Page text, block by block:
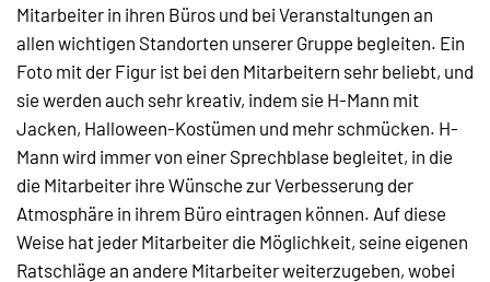
Mitarbeiter in ihren Büros und bei Veranstaltungen an
allen wichtigen Standorten unserer Gruppe begleiten. Ein
Foto mit der Figur ist bei den Mitarbeitern sehr beliebt, und
sie werden auch sehr kreativ, indem sie H-Mann mit
Jacken, Halloween-Kostümen und mehr schmücken. H-
Mann wird immer von einer Sprechblase begleitet, in die
die Mitarbeiter ihre Wünsche zur Verbesserung der
Atmosphäre in ihrem Büro eintragen können. Auf diese
Weise hat jeder Mitarbeiter die Möglichkeit, seine eigenen
Ratschläge an andere Mitarbeiter weiterzugeben, wobei